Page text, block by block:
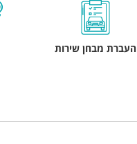
העברת מבחן שירות